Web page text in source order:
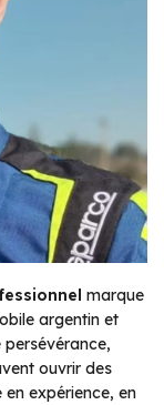
marque
argentin et
ouvrir des
expérience, en